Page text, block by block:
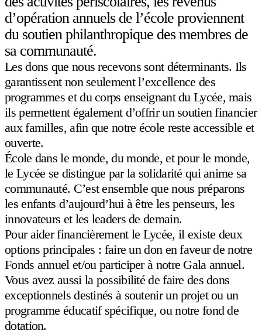
d’opération annuels de l’école proviennent
du soutien philanthropique des membres de
sa communauté.
Les dons que nous recevons sont déterminants. Ils
garantissent non seulement l’excellence des
programmes et du corps enseignant du Lycée, mais
ils permettent également d’offrir un soutien financier
aux familles, afin que notre école reste accessible et
ouverte.
École dans le monde, du monde, et pour le monde,
le Lycée se distingue par la solidarité qui anime sa
communauté. C’est ensemble que nous préparons
les enfants d’aujourd’hui à être les penseurs, les
innovateurs et les leaders de demain.
Pour aider financièrement le Lycée, il existe deux
options principales : faire un don en faveur de notre
Fonds annuel et/ou participer à notre Gala annuel.
Vous avez aussi la possibilité de faire des dons
exceptionnels destinés à soutenir un projet ou un
programme éducatif spécifique, ou notre fond de
dotation.